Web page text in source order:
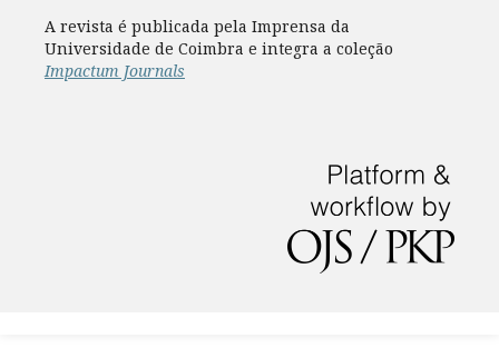
A revista é publicada pela Imprensa da
Universidade de Coimbra e integra a coleção
Impactum Journals